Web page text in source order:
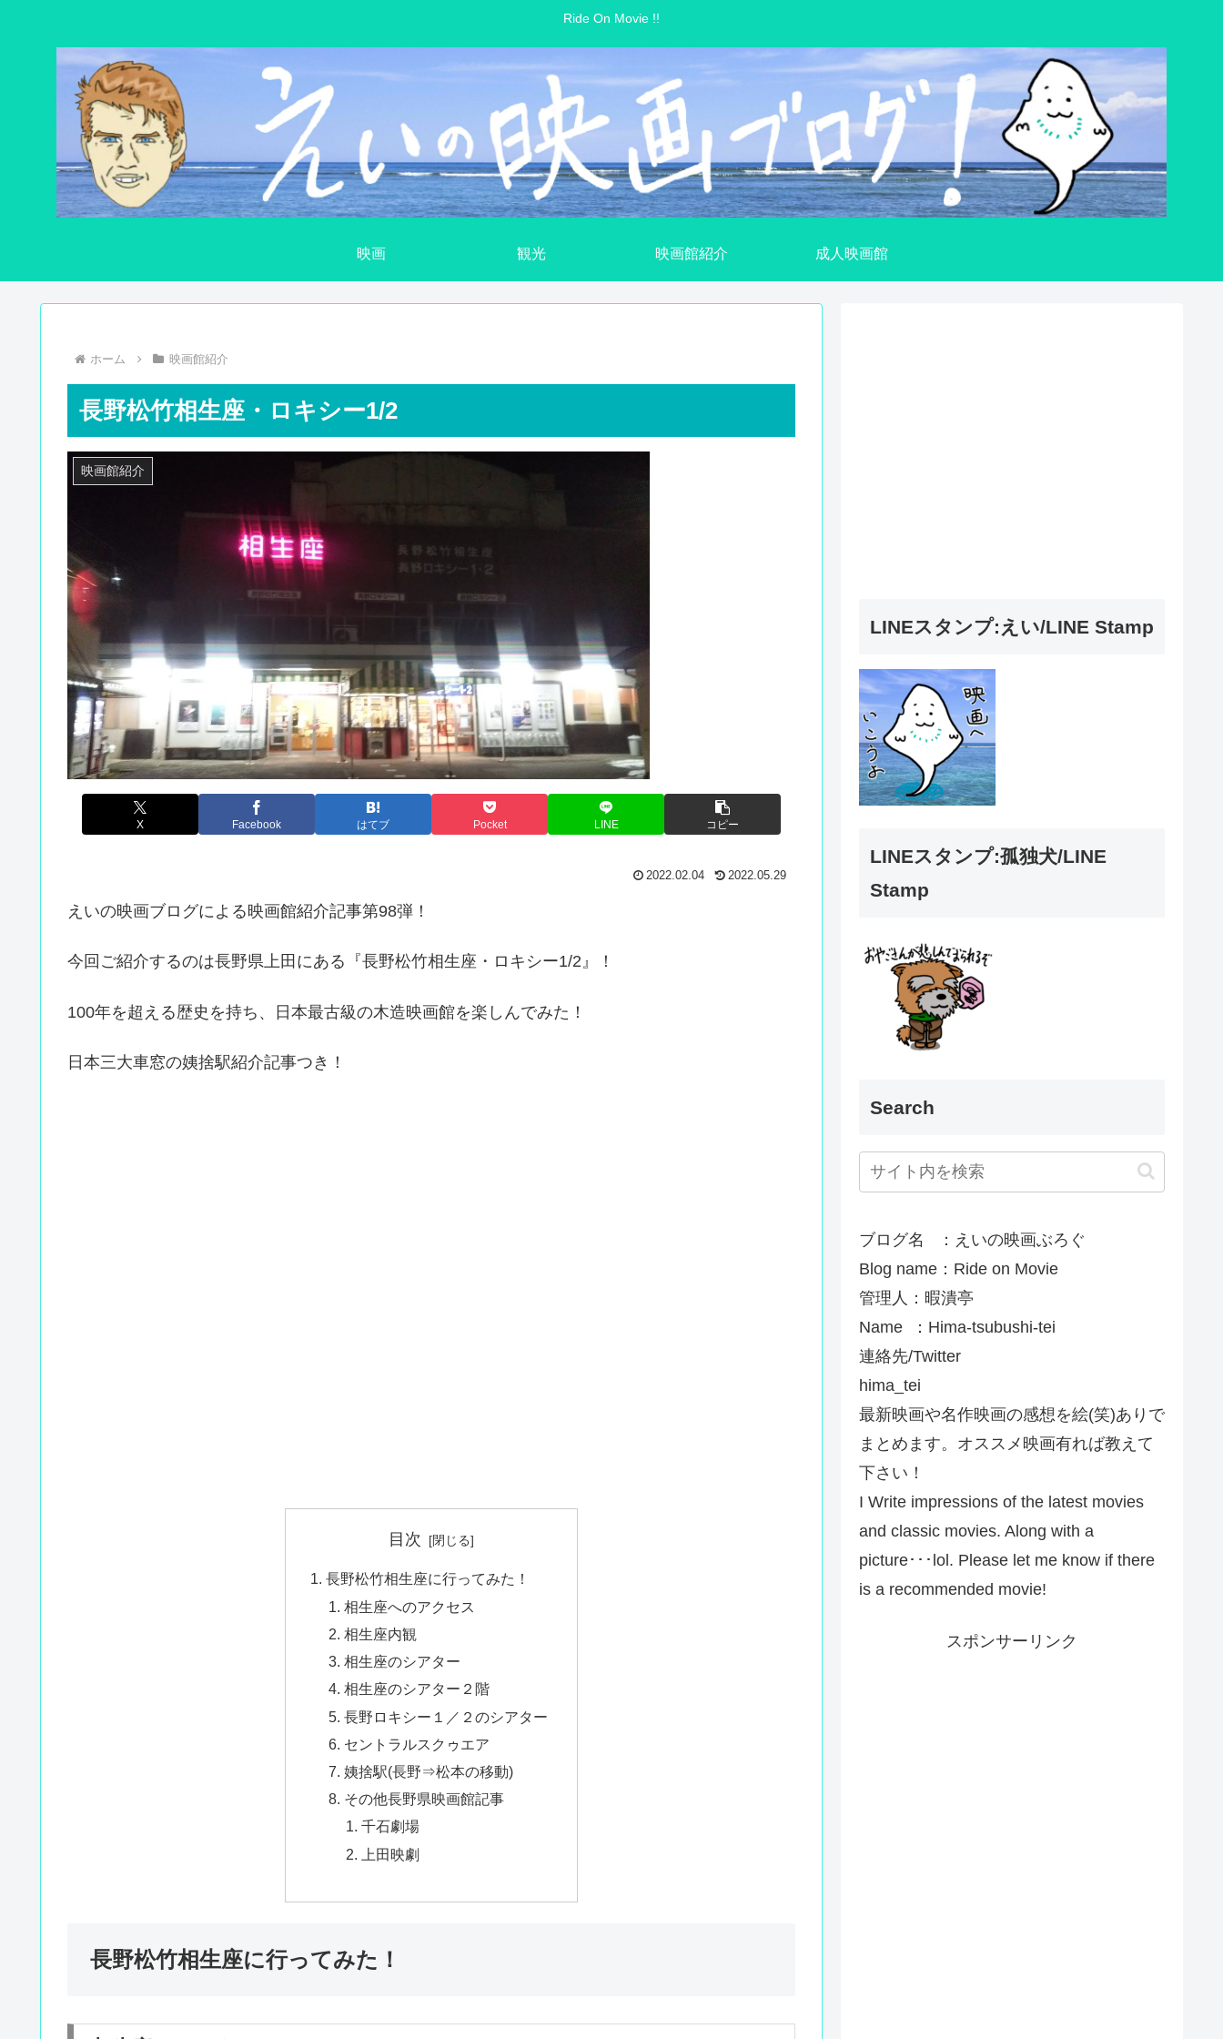
Ride On Movie !!
映画 観光 映画館紹介 成人映画館
ホーム 映画館紹介
長野松竹相生座・ロキシー1/2
映画館紹介
X Facebook はてブ Pocket LINE コピー
2022.02.04 2022.05.29
えいの映画ブログによる映画館紹介記事第98弾！
今回ご紹介するのは長野県上田にある『長野松竹相生座・ロキシー1/2』！
100年を超える歴史を持ち、日本最古級の木造映画館を楽しんでみた！
日本三大車窓の姨捨駅紹介記事つき！
目次
長野松竹相生座に行ってみた！
相生座へのアクセス
相生座内観
相生座のシアター
相生座のシアター２階
長野ロキシー１／２のシアター
セントラルスクゥエア
姨捨駅(長野⇒松本の移動)
その他長野県映画館記事
千石劇場
上田映劇
長野松竹相生座に行ってみた！
LINEスタンプ:えい/LINE Stamp
LINEスタンプ:孤独犬/LINE
Stamp
Search
ブログ名 ：えいの映画ぶろぐ
Blog name：Ride on Movie
管理人：暇潰亭
Name ：Hima-tsubushi-tei
連絡先/Twitter
hima_tei
最新映画や名作映画の感想を絵(笑)ありで
まとめます。オススメ映画有れば教えて
下さい！
I Write impressions of the latest movies
and classic movies. Along with a
picture･･･lol. Please let me know if there
is a recommended movie!
スポンサーリンク